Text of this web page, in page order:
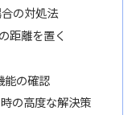
の対処法
距離を置く
能の確認
の高度な解決策